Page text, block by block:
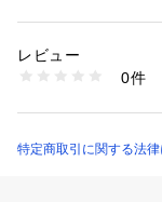
ポイント刺繍がポ
一枚でもこなれた
■デザイン
素材：コットン 100%
洗濯：30℃非常に弱い
吊り干し ウェット非常
商品番号：
レビュー
0件
特定商取引に関する法